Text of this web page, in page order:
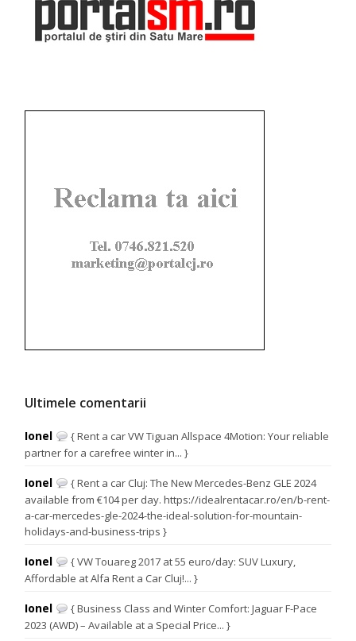
Ultimele comentarii
Ionel
{ Rent a car VW Tiguan Allspace 4Motion: Your reliable
partner for a carefree winter in... }
Ionel
{ Rent a car Cluj: The New Mercedes-Benz GLE 2024
available from €104 per day. https://idealrentacar.ro/en/b-rent-
a-car-mercedes-gle-2024-the-ideal-solution-for-mountain-
holidays-and-business-trips }
Ionel
{ VW Touareg 2017 at 55 euro/day: SUV Luxury,
Affordable at Alfa Rent a Car Cluj!... }
Ionel
{ Business Class and Winter Comfort: Jaguar F-Pace
2023 (AWD) – Available at a Special Price... }